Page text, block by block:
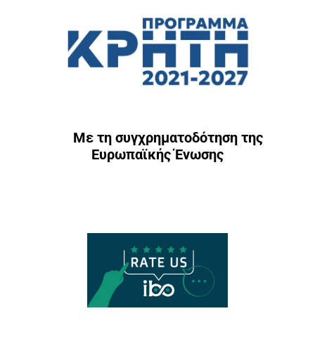
Με τη συγχρηματοδότηση της
Ευρωπαϊκής Ένωσης